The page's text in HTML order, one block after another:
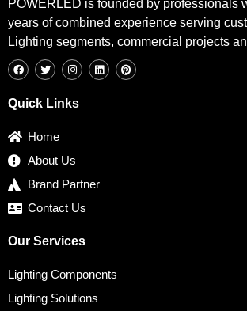
POWERLED is founded by professionals
years of combined experience serving
Lighting segments, commercial projects
a
c
o
w
i
t
e
n
s
g
i
n
i
n
Quick Links
Home
About Us
Brand Partner
Contact Us
Our Services
Lighting Components
Lighting Solutions